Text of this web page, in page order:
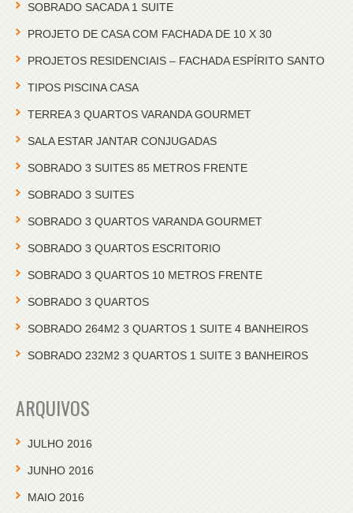
SOBRADO SACADA 1 SUITE
PROJETO DE CASA COM FACHADA DE 10 X 30
PROJETOS RESIDENCIAIS – FACHADA ESPÍRITO SANTO
TIPOS PISCINA CASA
TERREA 3 QUARTOS VARANDA GOURMET
SALA ESTAR JANTAR CONJUGADAS
SOBRADO 3 SUITES 85 METROS FRENTE
SOBRADO 3 SUITES
SOBRADO 3 QUARTOS VARANDA GOURMET
SOBRADO 3 QUARTOS ESCRITORIO
SOBRADO 3 QUARTOS 10 METROS FRENTE
SOBRADO 3 QUARTOS
SOBRADO 264M2 3 QUARTOS 1 SUITE 4 BANHEIROS
SOBRADO 232M2 3 QUARTOS 1 SUITE 3 BANHEIROS
ARQUIVOS
JULHO 2016
JUNHO 2016
MAIO 2016